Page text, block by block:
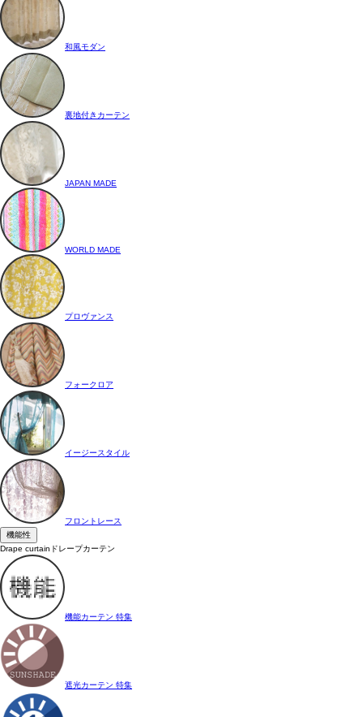
和風モダン
裏地付きカーテン
JAPAN MADE
WORLD MADE
プロヴァンス
フォークロア
イージースタイル
フロントレース
機能性
Drape curtain ドレープカーテン
機能カーテン 特集
遮光カーテン 特集